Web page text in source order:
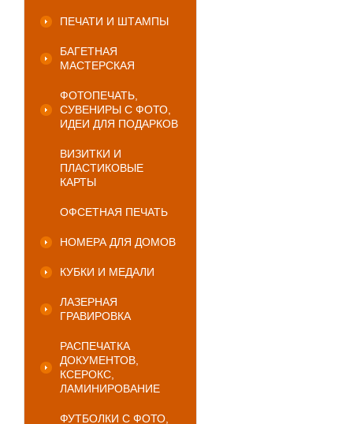
ПЕЧАТИ И ШТАМПЫ
БАГЕТНАЯ
МАСТЕРСКАЯ
ФОТОПЕЧАТЬ,
СУВЕНИРЫ С ФОТО,
ИДЕИ ДЛЯ ПОДАРКОВ
ВИЗИТКИ И
ПЛАСТИКОВЫЕ
КАРТЫ
ОФСЕТНАЯ ПЕЧАТЬ
НОМЕРА ДЛЯ ДОМОВ
КУБКИ И МЕДАЛИ
ЛАЗЕРНАЯ
ГРАВИРОВКА
РАСПЕЧАТКА
ДОКУМЕНТОВ,
КСЕРОКС,
ЛАМИНИРОВАНИЕ
ФУТБОЛКИ С ФОТО,